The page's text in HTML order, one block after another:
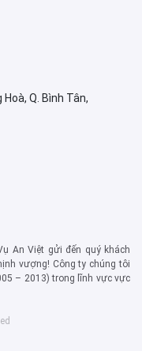
Q. Bình Tân,
An Việt gửi đến quý khách
vượng! Công ty chúng tôi
– 2013) trong lĩnh vực vực